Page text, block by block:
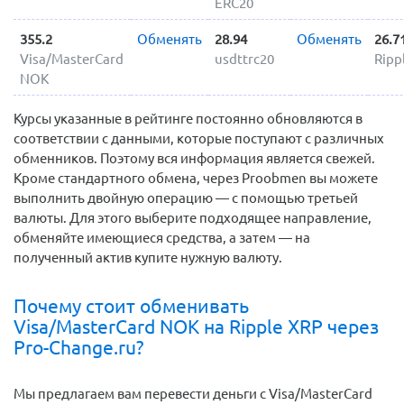
ERC20
355.2
Visa/MasterCard
NOK
Обменять
28.94
usdttrc20
Обменять
Курсы указанные в рейтинге постоянно обновляются в
соответствии с данными, которые поступают с различных
обменников. Поэтому вся информация является свежей.
Кроме стандартного обмена, через Proobmen вы можете
выполнить двойную операцию — с помощью третьей
валюты. Для этого выберите подходящее направление,
обменяйте имеющиеся средства, а затем — на
полученный актив купите нужную валюту.
Почему стоит обменивать
Visa/MasterCard NOK на Ripple XRP через
Pro-Change.ru?
Мы предлагаем вам перевести деньги c Visa/MasterCard